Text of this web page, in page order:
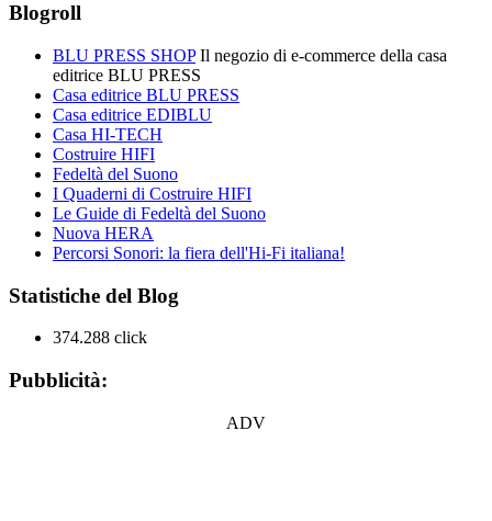
Blogroll
BLU PRESS SHOPIl negozio di e-commerce della casa
editrice BLU PRESS
Casa editrice BLU PRESS
Casa editrice EDIBLU
Casa HI-TECH
Costruire HIFI
Fedeltà del Suono
I Quaderni di Costruire HIFI
Le Guide di Fedeltà del Suono
Nuova HERA
Percorsi Sonori: la fiera dell'Hi-Fi italiana!
Statistiche del Blog
374.288 click
Pubblicità:
ADV